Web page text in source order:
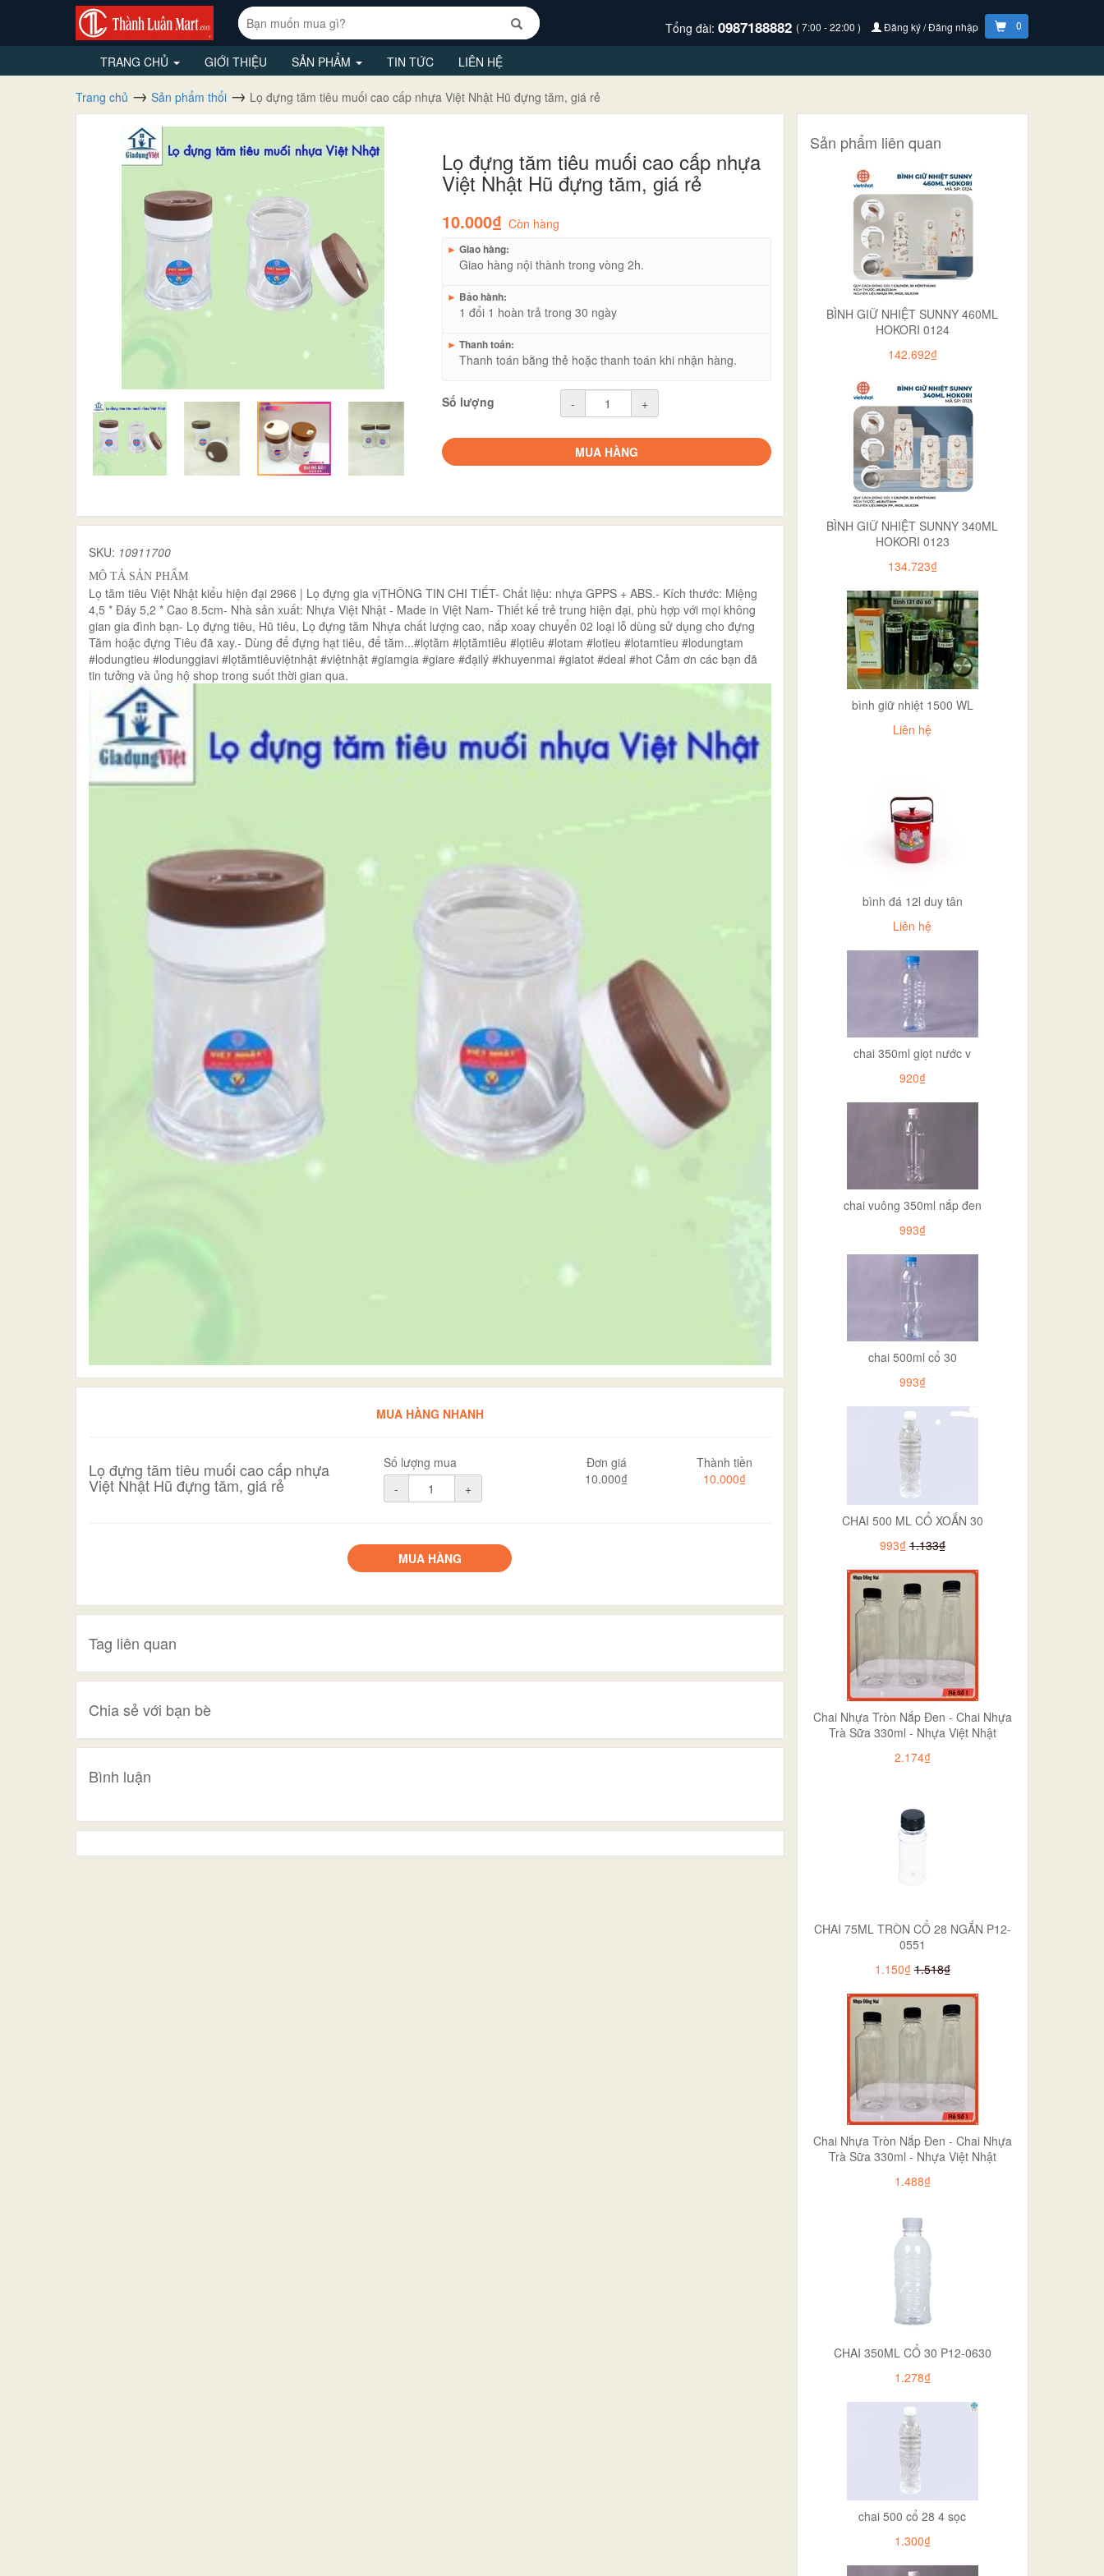
Tổng đài: 0987188882 ( 7:00 - 22:00 ) Đăng ký / Đăng nhập 0
TRANG CHỦ GIỚI THIỆU SẢN PHẨM TIN TỨC LIÊN HỆ
Trang chủ Sản phẩm thổi Lọ đựng tăm tiêu muối cao cấp nhựa Việt Nhật Hũ đựng tăm, giá rẻ
Lọ đựng tăm tiêu muối cao cấp nhựa
Việt Nhật Hũ đựng tăm, giá rẻ
10.000₫ Còn hàng
► Giao hàng:
Giao hàng nội thành trong vòng 2h.
► Bảo hành:
1 đổi 1 hoàn trả trong 30 ngày
► Thanh toán:
Thanh toán bằng thẻ hoặc thanh toán khi nhận hàng.
Số lượng - +
MUA HÀNG
SKU: 10911700
MÔ TẢ SẢN PHẨM
Lọ tăm tiêu Việt Nhật kiểu hiện đại 2966 | Lọ đựng gia vịTHÔNG TIN CHI TIẾT- Chất liệu: nhựa GPPS + ABS.- Kích thước: Miệng
4,5 * Đáy 5,2 * Cao 8.5cm- Nhà sản xuất: Nhựa Việt Nhật - Made in Việt Nam- Thiết kế trẻ trung hiện đại, phù hợp với mọi không
gian gia đình bạn- Lọ đựng tiêu, Hũ tiêu, Lọ đựng tăm Nhựa chất lượng cao, nắp xoay chuyển 02 loại lỗ dùng sử dụng cho đựng
Tăm hoặc đựng Tiêu đã xay.- Dùng để đựng hạt tiêu, để tăm...#lọtăm #lọtămtiêu #lọtiêu #lotam #lotieu #lotamtieu #lodungtam
#lodungtieu #lodunggiavi #lọtămtiêuviệtnhật #việtnhật #giamgia #giare #đạilý #khuyenmai #giatot #deal #hot Cảm ơn các bạn đã
tin tưởng và ủng hộ shop trong suốt thời gian qua.
MUA HÀNG NHANH
Lọ đựng tăm tiêu muối cao cấp nhựa
Việt Nhật Hũ đựng tăm, giá rẻ
Số lượng mua
-
+
Đơn giá
10.000₫
Thành tiền
10.000₫
MUA HÀNG
Tag liên quan
Chia sẻ với bạn bè
Bình luận
Sản phẩm liên quan
BÌNH GIỮ NHIỆT SUNNY 460ML
HOKORI 0124
142.692₫
BÌNH GIỮ NHIỆT SUNNY 340ML
HOKORI 0123
134.723₫
bình giữ nhiệt 1500 WL
Liên hệ
bình đá 12l duy tân
Liên hệ
chai 350ml giọt nước v
920₫
chai vuông 350ml nắp đen
993₫
chai 500ml cổ 30
993₫
CHAI 500 ML CỔ XOẮN 30
993₫ 1.133₫
Chai Nhựa Tròn Nắp Đen - Chai Nhựa
Trà Sữa 330ml - Nhựa Việt Nhật
2.174₫
CHAI 75ML TRÒN CỔ 28 NGẮN P12-
0551
1.150₫ 1.518₫
Chai Nhựa Tròn Nắp Đen - Chai Nhựa
Trà Sữa 330ml - Nhựa Việt Nhật
1.488₫
CHAI 350ML CỔ 30 P12-0630
1.278₫
chai 500 cổ 28 4 sọc
1.300₫